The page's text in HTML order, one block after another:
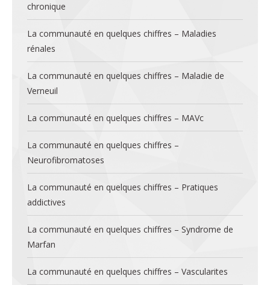
chronique
La communauté en quelques chiffres – Maladies
rénales
La communauté en quelques chiffres – Maladie de
Verneuil
La communauté en quelques chiffres – MAVc
La communauté en quelques chiffres –
Neurofibromatoses
La communauté en quelques chiffres – Pratiques
addictives
La communauté en quelques chiffres – Syndrome de
Marfan
La communauté en quelques chiffres – Vascularites